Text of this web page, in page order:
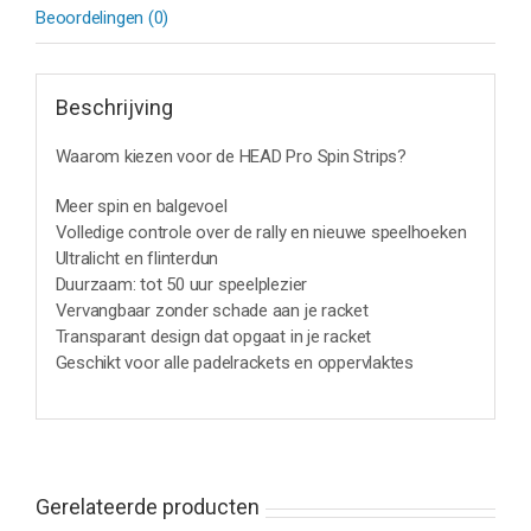
Beoordelingen (0)
Beschrijving
Waarom kiezen voor de HEAD Pro Spin Strips?
Meer spin en balgevoel
Volledige controle over de rally en nieuwe speelhoeken
Ultralicht en flinterdun
Duurzaam: tot 50 uur speelplezier
Vervangbaar zonder schade aan je racket
Transparant design dat opgaat in je racket
Geschikt voor alle padelrackets en oppervlaktes
Gerelateerde producten